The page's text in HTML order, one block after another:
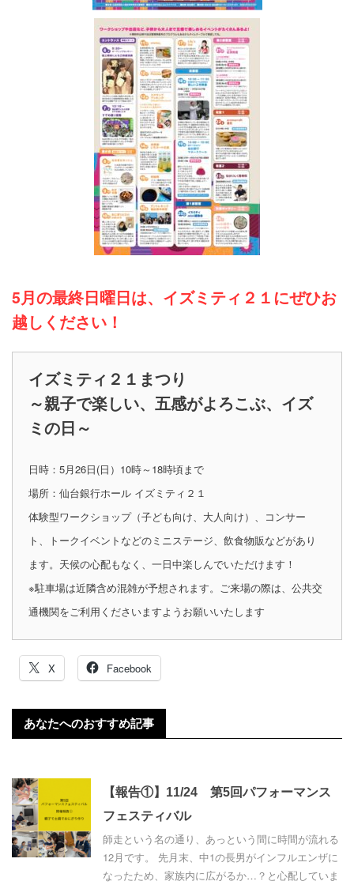
5月の最終日曜日は、イズミティ２１にぜひお
越しください！
イズミティ２１まつり
～親子で楽しい、五感がよろこぶ、イズ
ミの日～
日時：5月26日(日）10時～18時頃まで
場所：仙台銀行ホール イズミティ２１
体験型ワークショップ（子ども向け、大人向け）、コンサー
ト、トークイベントなどのミニステージ、飲食物販などがあり
ます。天候の心配もなく、一日中楽しんでいただけます！
※駐車場は近隣含め混雑が予想されます。ご来場の際は、公共交
通機関をご利用くださいますようお願いいたします
X Facebook
あなたへのおすすめ記事
【報告①】11/24 第5回パフォーマンス
フェスティバル
師走という名の通り、あっという間に時間が流れる
12月です。 先月末、中1の長男がインフルエンザに
なったため、家族内に広がるか…？と心配していま